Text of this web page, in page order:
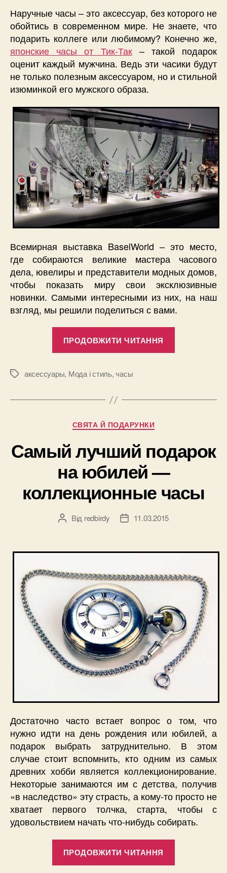
Наручные часы – это аксессуар, без которого не
обойтись в современном мире. Не знаете, что
подарить коллеге или любимому? Конечно же,
японские часы от Тик-Так– такой подарок
оценит каждый мужчина. Ведь эти часики будут
не только полезным аксессуаром, но и стильной
изюминкой его мужского образа.
Всемирная выставка BaselWorld – это место,
где собираются великие мастера часового
дела, ювелиры и представители модных домов,
чтобы показать миру свои эксклюзивные
новинки. Самыми интересными из них, на наш
взгляд, мы решили поделиться с вами.
ПРОДОВЖИТИ ЧИТАННЯ
Позначки
аксессуары, Мода і стиль, часы
Категорії
СВЯТА Й ПОДАРУНКИ
Самый лучший подарок
на юбилей —
коллекционные часы
Автор
Від redbirdy
Дата11.03.2015
Достаточно часто встает вопрос о том, что
нужно идти на день рождения или юбилей, а
подарок выбрать затруднительно. В этом
случае стоит вспомнить, кто одним из самых
древних хобби является коллекционирование.
Некоторые занимаются им с детства, получив
«в наследство» эту страсть, а кому-то просто не
хватает первого толчка, старта, чтобы с
удовольствием начать что-нибудь собирать.
ПРОДОВЖИТИ ЧИТАННЯ